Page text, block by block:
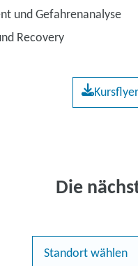
und Gefahrenanalyse
Recovery
Die
Standort wählen